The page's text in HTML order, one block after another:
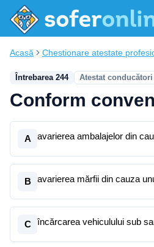
Acasă Chestionare atestate
Întrebarea 244 Atestat
Conform
A avarierea ambalajelor din
B avarierea mărfii din cauza
C încărcarea vehiculului sub